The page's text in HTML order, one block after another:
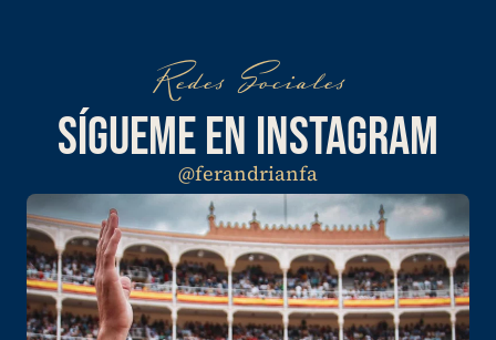
Redes Sociales
SÍGUEME EN INSTAGRAM
@ferandrianfa